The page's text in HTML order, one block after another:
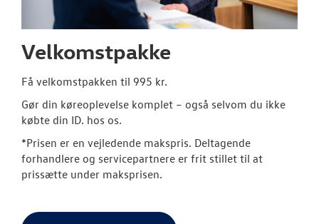
Velkomstpakke
Få velkomstpakken til 995 kr.
Gør din køreoplevelse komplet – også selvom du ikke
købte din ID. hos os.
*Prisen er en vejledende makspris. Deltagende
forhandlere og servicepartnere er frit stillet til at
prissætte under maksprisen.